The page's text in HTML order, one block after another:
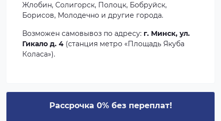
Жлобин, Солигорск, Полоцк, Бобруйск,
Борисов, Молодечно и другие города.
Возможен самовывоз по адресу: г. Минск, ул.
Гикало д. 4 (станция метро «Площадь Якуба
Коласа»).
Рассрочка 0% без переплат!